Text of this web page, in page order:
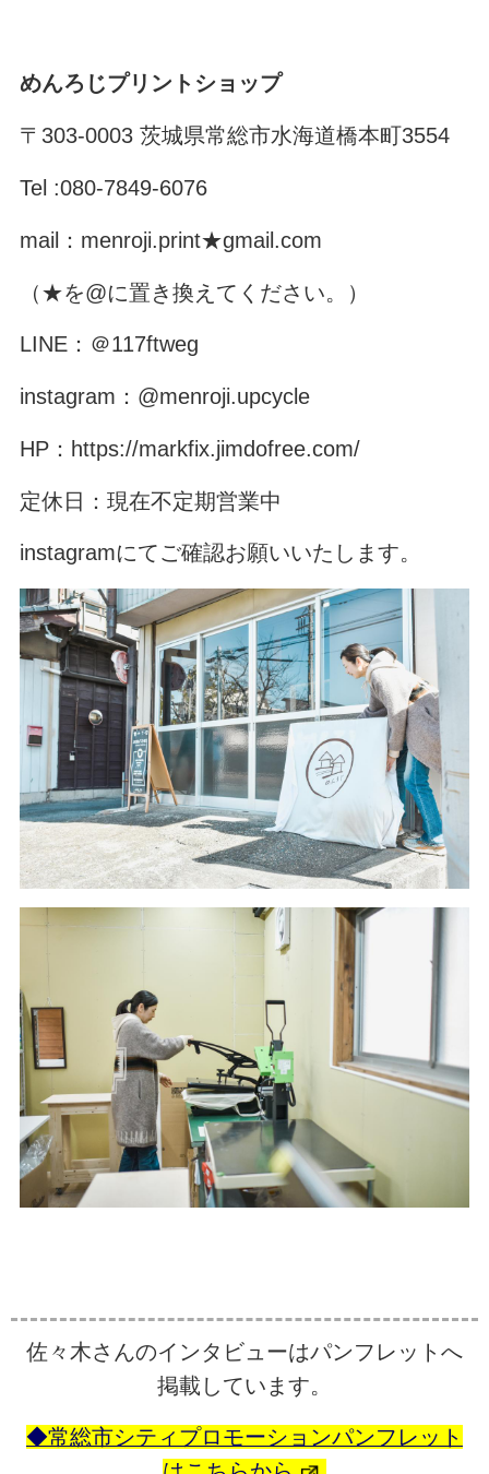
めんろじプリントショップ
〒303-0003 茨城県常総市水海道橋本町3554
Tel :080-7849-6076
mail：menroji.print★gmail.com
（★を@に置き換えてください。）
LINE：＠117ftweg
instagram：@menroji.upcycle
HP：https://markfix.jimdofree.com/
定休日：現在不定期営業中
instagramにてご確認お願いいたします。
佐々木さんのインタビューはパンフレットへ
掲載しています。
◆常総市シティプロモーションパンフレット